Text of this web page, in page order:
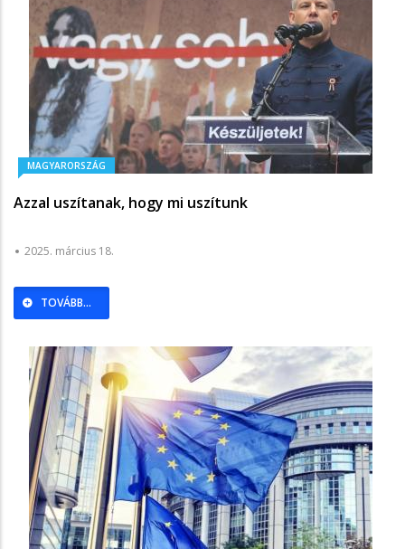
MAGYARORSZÁG
Azzal uszítanak, hogy mi uszítunk
2025. március 18.
TOVÁBB...